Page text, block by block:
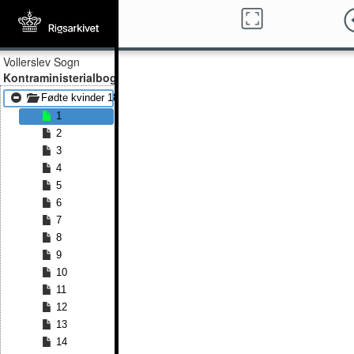
Vollerslev Sogn
Kontraministerialbog
Fødte kvinder 1814 - Fødte kvinder 1837
1
2
3
4
5
6
7
8
9
10
11
12
13
14